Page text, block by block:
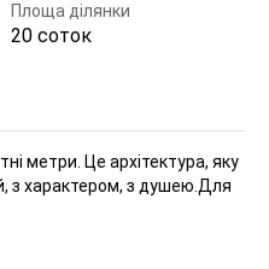
Площа ділянки
20 соток
метри. Це архітектура, яку
характером, з душею. Для